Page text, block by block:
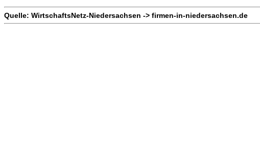
Quelle: WirtschaftsNetz-Niedersachsen -> firmen-in-niedersachsen.de